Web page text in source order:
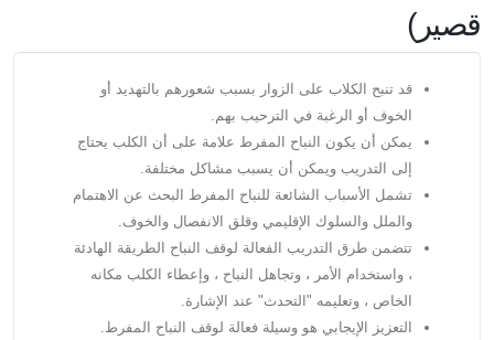
قصير)
قد تنبح الكلاب على الزوار بسبب شعورهم بالتهديد أو
الخوف أو الرغبة في الترحيب بهم.
يمكن أن يكون النباح المفرط علامة على أن الكلب يحتاج
إلى التدريب ويمكن أن يسبب مشاكل مختلفة.
تشمل الأسباب الشائعة للنباح المفرط البحث عن الاهتمام
والملل والسلوك الإقليمي وقلق الانفصال والخوف.
تتضمن طرق التدريب الفعالة لوقف النباح الطريقة الهادئة
، واستخدام الأمر ، وتجاهل النباح ، وإعطاء الكلب مكانه
الخاص ، وتعليمه "التحدث" عند الإشارة.
التعزيز الإيجابي هو وسيلة فعالة لوقف النباح المفرط.